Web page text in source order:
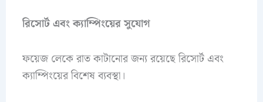
রিসোর্ট এবং ক্যাম্পিংয়ের সুযোগ
ফয়েজ লেকে রাত কাটানোর জন্য রয়েছে রিসোর্ট এবং
ক্যাম্পিংয়ের বিশেষ ব্যবস্থা।